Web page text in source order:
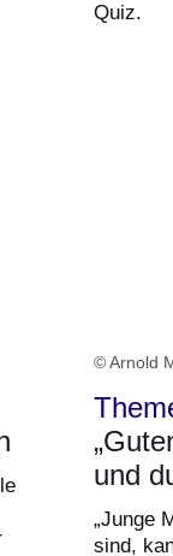
Quiz.
© Arnold
und
„Junge
sind,